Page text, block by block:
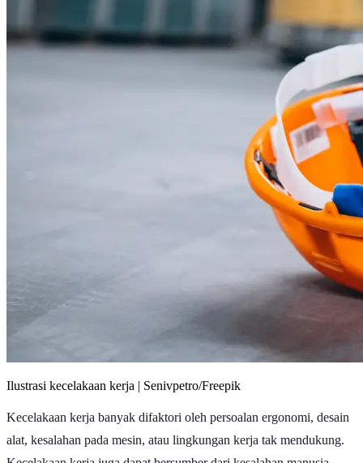
Ilustrasi kecelakaan kerja | Senivpetro/Freepik
Kecelakaan kerja banyak difaktori oleh persoalan ergonomi, desain
alat, kesalahan pada mesin, atau lingkungan kerja tak mendukung.